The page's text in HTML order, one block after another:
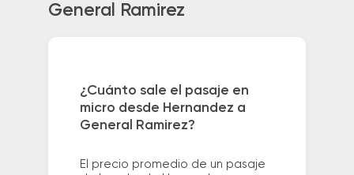
General Ramirez
¿Cuánto sale el pasaje en
micro desde Hernandez a
General Ramirez?
El precio promedio de un pasaje